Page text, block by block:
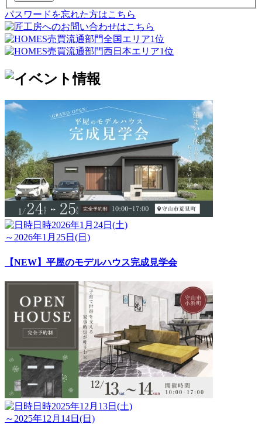
パスワードを忘れた方はこちら
日時2026年1月24日(土)
～2026年1月25日(日)
【NEW】平屋のモデルハウス完成見学会
日時2025年12月13日(土)
～2025年12月14日(日)